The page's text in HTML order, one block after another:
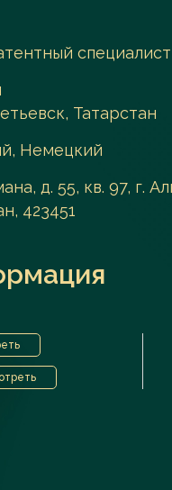
Татарстан
Немецкий
д. 55, кв. 97, г.
423451